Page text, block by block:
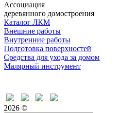
Ассоциация
деревянного домостроения
Каталог ЛКМ
Внешние работы
Внутренние работы
Подготовка поверхностей
Средства для ухода за домом
Малярный инструмент
2026 ©